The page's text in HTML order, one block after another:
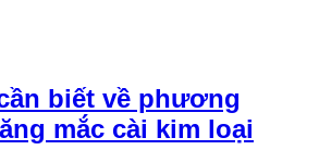
biết về phương
mắc cài kim loại